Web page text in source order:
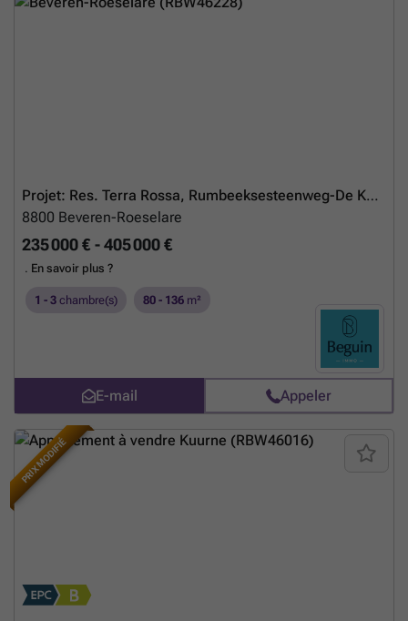
résidence exceptionnelle à Izegem.En savoir plus ?
Projet: Res. Terra Rossa, Rumbeeksesteenweg-De Karre, Rumbeke
8800 Beveren-Roeselare
235 000 € - 405 000 €
. En savoir plus ?
1 - 3 chambre(s) 80 - 136 m²
E-mail Appeler
PRIX MODIFIÉ